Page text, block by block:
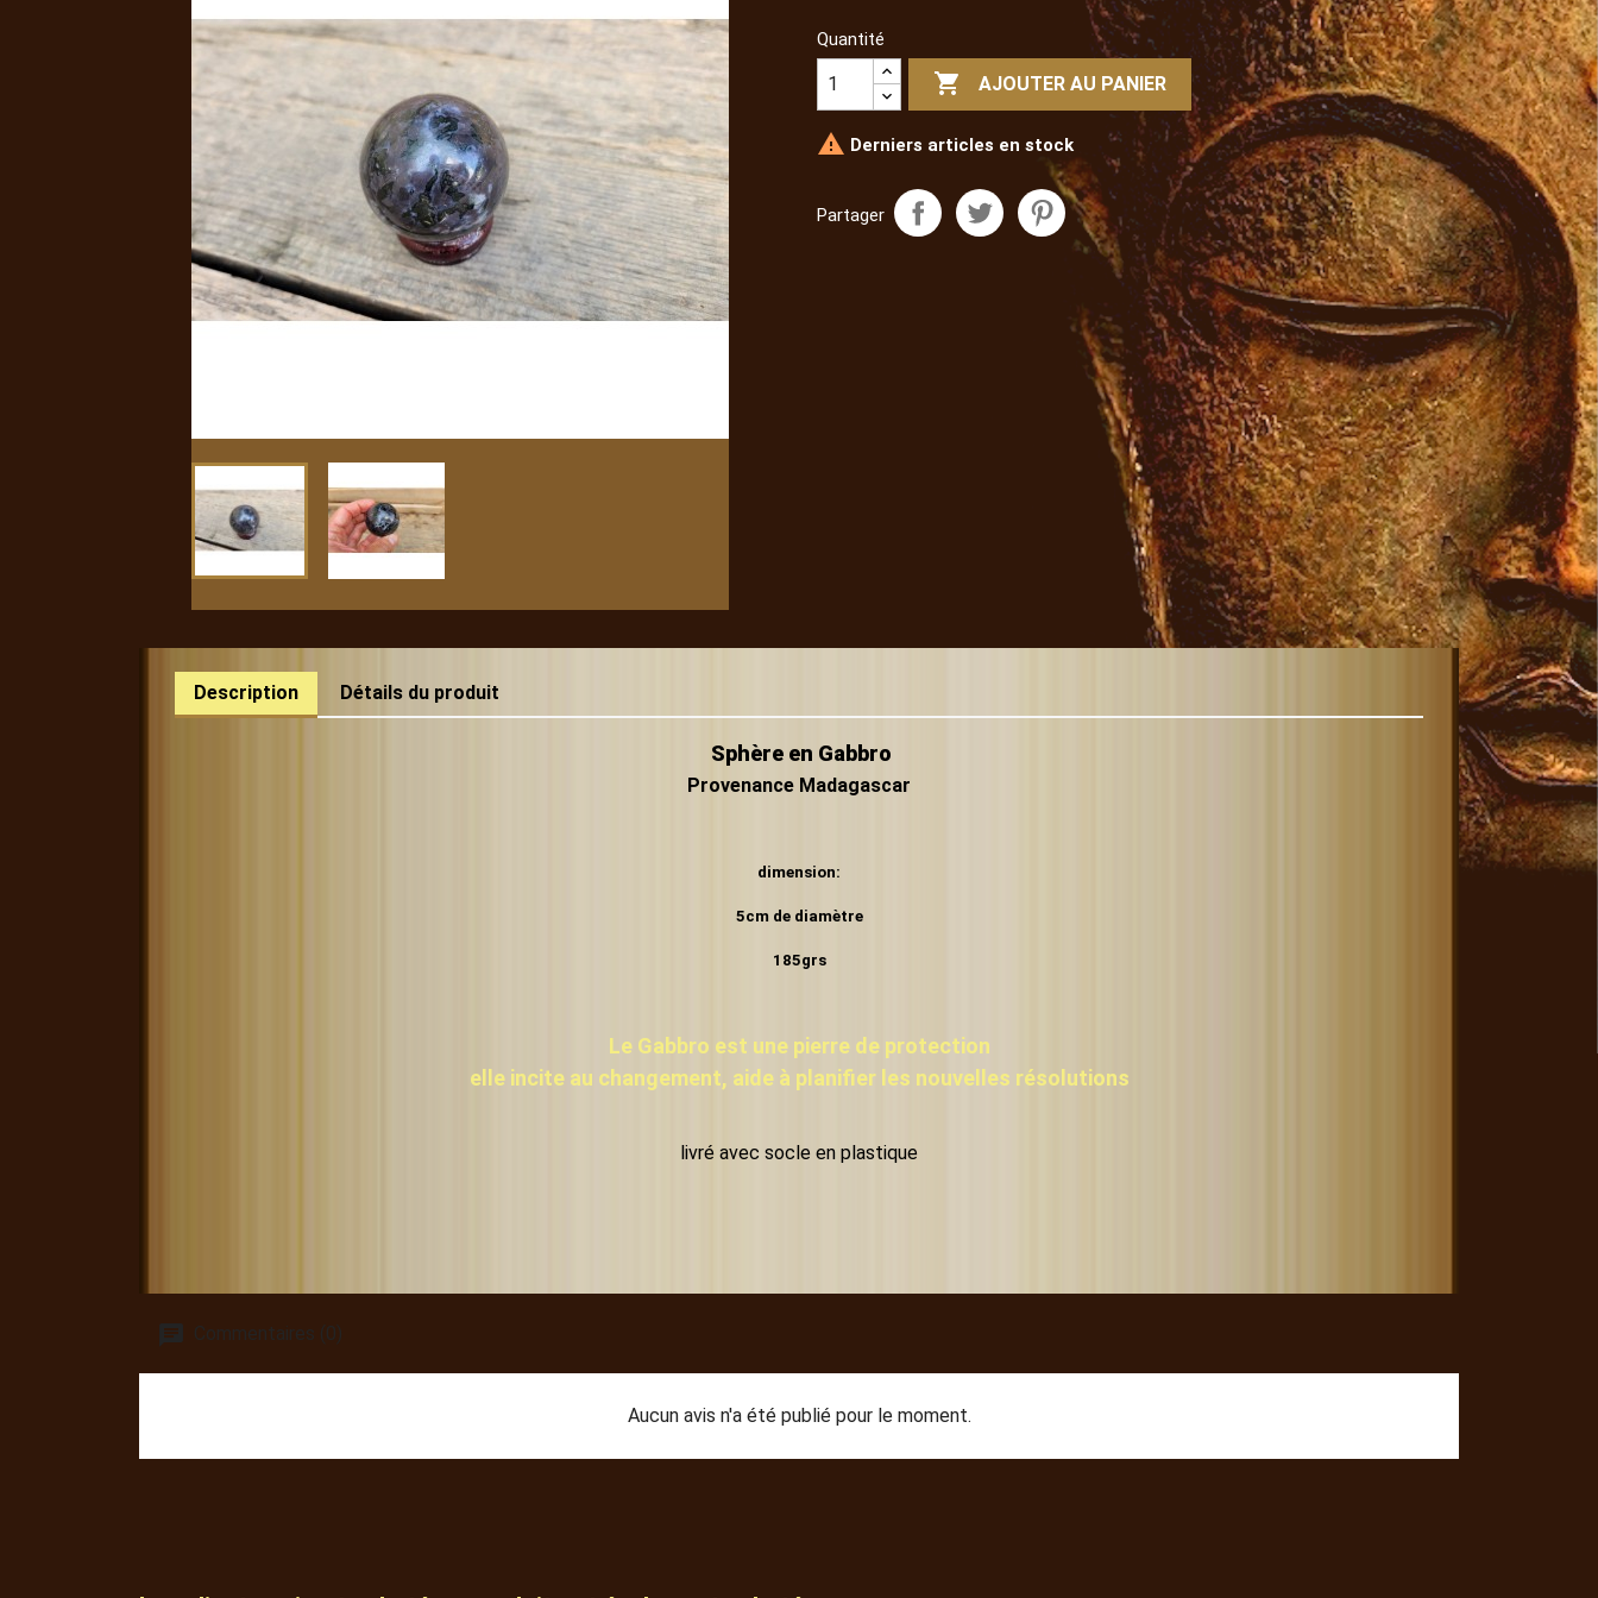
Quantité
 AJOUTER AU PANIER
 Derniers articles en stock
Partager
Description Détails du produit
Sphère en Gabbro
Provenance Madagascar
dimension:
5cm de diamètre
185grs
Le Gabbro est une pierre de protection
elle incite au changement, aide à planifier les nouvelles résolutions
livré avec socle en plastique
Commentaires (0)
Aucun avis n'a été publié pour le moment.